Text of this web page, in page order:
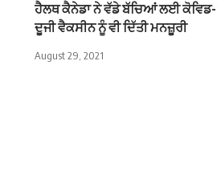
ਹੈਲਥ ਕੈਨੇਡਾ ਨੇ ਵੱਡੇ ਬੱਚਿਆਂ ਲਈ ਕੋਵਿਡ-
ਦੂਜੀ ਵੈਕਸੀਨ ਨੂੰ ਵੀ ਦਿੱਤੀ ਮਨਜ਼ੂਰੀ
August 29, 2021